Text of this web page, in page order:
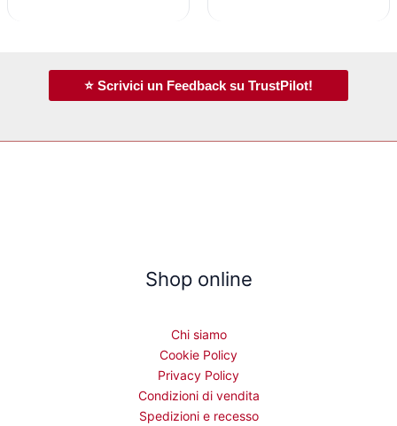
⭐ Scrivici un Feedback su TrustPilot!
Shop online
Chi siamo
Cookie Policy
Privacy Policy
Condizioni di vendita
Spedizioni e recesso